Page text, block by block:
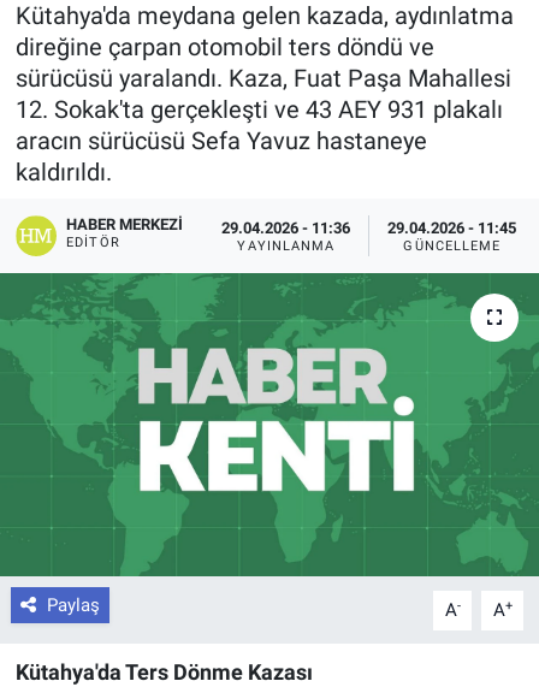
Kütahya'da meydana gelen kazada, aydınlatma
direğine çarpan otomobil ters döndü ve
sürücüsü yaralandı. Kaza, Fuat Paşa Mahallesi
12. Sokak'ta gerçekleşti ve 43 AEY 931 plakalı
aracın sürücüsü Sefa Yavuz hastaneye
kaldırıldı.
HABER MERKEZI
EDITÖR
29.04.2026 - 11:36
YAYINLANMA
29.04.2026 - 11:45
GÜNCELLEME
Paylaş A- A+
Kütahya'da Ters Dönme Kazası